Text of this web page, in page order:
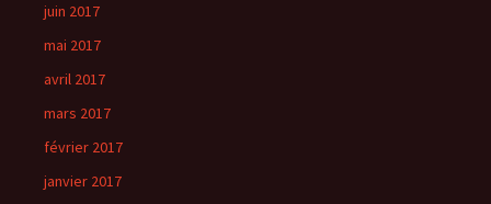
juin 2017
mai 2017
avril 2017
mars 2017
février 2017
janvier 2017